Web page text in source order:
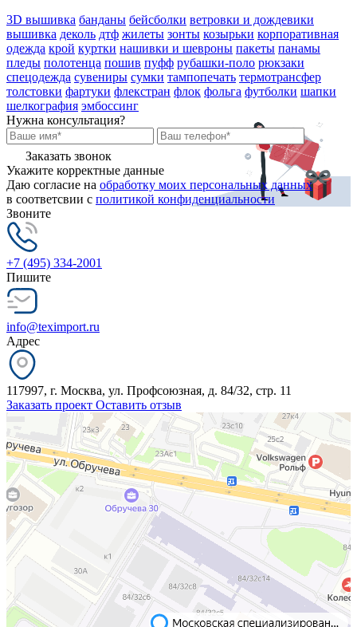
3D вышивка банданы бейсболки ветровки и дождевики
вышивка деколь дтф жилеты зонты козырьки корпоративная
одежда крой куртки нашивки и шевроны пакеты панамы
пледы полотенца пошив пуфф рубашки-поло рюкзаки
спецодежда сувениры сумки тампопечать термотрансфер
толстовки фартуки флекстран флок фольга футболки шапки
шелкография эмбоссинг
Нужна консультация?
Заказать звонок
Укажите корректные данные
Даю согласие на обработку моих персональных данных
в соответсвии с политикой конфиденциальности
Звоните
+7 (495) 334-2001
Пишите
info@teximport.ru
Адрес
117997, г. Москва, ул. Профсоюзная, д. 84/32, стр. 11
Заказать проект Оставить отзыв